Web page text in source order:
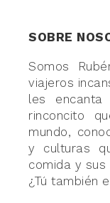
SOBRE
Somos
viajeros
les encanta
rinconcito
mundo,
y culturas
comida y
¿Tú también